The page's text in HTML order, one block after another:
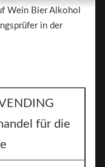
Wein Bier Alkohol
in der
für die